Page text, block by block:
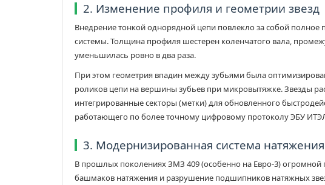
2. Изменение профиля и геометрии звезд
Внедрение тонкой однорядной цепи повлекло за собой полное
системы. Толщина профиля шестерен коленчатого вала,
уменьшилась ровно в два раза.
При этом геометрия впадин между зубьями была
роликов цепи на вершины зубьев при микровытяжке. Звезды
интегрированные секторы (метки) для обновленного
работающего по более точному цифровому протоколу ЭБУ
3. Модернизированная система
В прошлых поколениях ЗМЗ 409 (особенно на Евро-3)
башмаков натяжения и разрушение подшипников натяжных